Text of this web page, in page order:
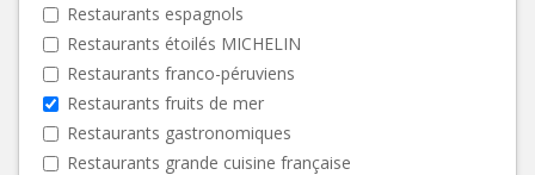
Restaurants espagnols
Restaurants étoilés MICHELIN
Restaurants franco-péruviens
Restaurants fruits de mer
Restaurants gastronomiques
Restaurants grande cuisine française